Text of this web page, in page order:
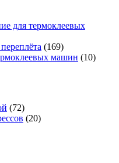
для термоклеевых
(169)
машин (10)
(72)
(20)